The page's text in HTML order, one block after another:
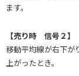
ます。
【売り時 信号２】
移動平均線が右下が
上がったとき。